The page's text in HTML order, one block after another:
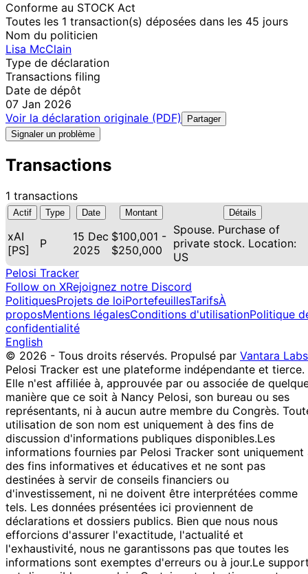
Conforme au STOCK Act
Toutes les 1 transaction(s) déposées dans les 45 jours
Nom du politicien
Lisa McClain
Type de déclaration
Transactions filing
Date de dépôt
07 Jan 2026
Voir la déclaration originale (PDF)
Partager
Signaler un problème
Transactions
1 transactions
Actif Type Date Montant Détails
xAI
[PS]
P
15 Dec
2025
$100,001 -
$250,000
Spouse. Purchase of
private stock. Location:
US
Pelosi Tracker
Follow on XRejoignez notre Discord
PolitiquesProjets de loiPortefeuillesTarifsÀ
proposMentions légalesConditions d'utilisationPolitique
confidentialité
English
© 2026 - Tous droits réservés. Propulsé par Vantara Labs
Pelosi Tracker est une plateforme indépendante et tierce.
Elle n'est affiliée à, approuvée par ou associée de
manière que ce soit à Nancy Pelosi, son bureau ou ses
représentants, ni à aucun autre membre du Congrès.
utilisation de son nom est uniquement à des fins de
discussion d'informations publiques disponibles.Les
informations fournies par Pelosi Tracker sont uniquement
des fins informatives et éducatives et ne sont pas
destinées à servir de conseils financiers ou
d'investissement, ni ne doivent être interprétées comme
tels. Les données présentées ici proviennent de
déclarations et dossiers publics. Bien que nous nous
efforcions d'assurer l'exactitude, l'actualité et
l'exhaustivité, nous ne garantissons pas que toutes les
informations sont exemptes d'erreurs ou à jour.Le